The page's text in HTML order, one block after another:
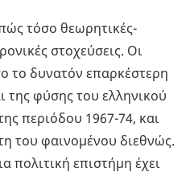
τόσο θεωρητικές-
στοχεύσεις. Οι
το δυνατόν επαρκέστερη
φύσης του ελληνικού
περιόδου 1967-74, και
του φαινομένου διεθνώς.
πολιτική επιστήμη έχει